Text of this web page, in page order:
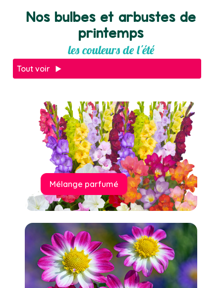
Nos bulbes et arbustes de
printemps
les couleurs de l'été
Tout voir
Mélange parfumé